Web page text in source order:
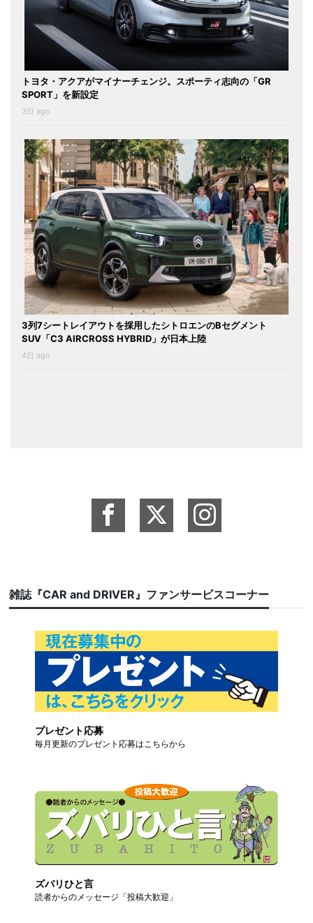
トヨタ・アクアがマイナーチェンジ。スポーティ志向の「GR
SPORT」を新設定
3日 ago
3列7シートレイアウトを採用したシトロエンのBセグメント
SUV「C3 AIRCROSS HYBRID」が日本上陸
4日 ago
雑誌『CAR and DRIVER』ファンサービスコーナー
プレゼント応募
毎月更新のプレゼント応募はこちらから
ズバリひと言
読者からのメッセージ「投稿大歓迎」